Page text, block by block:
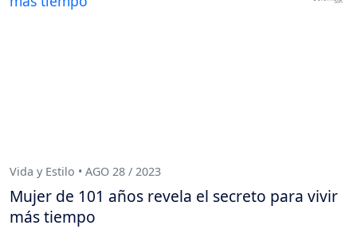
Vida y Estilo • AGO 28 / 2023
Mujer de 101 años revela el secreto para vivir
más tiempo